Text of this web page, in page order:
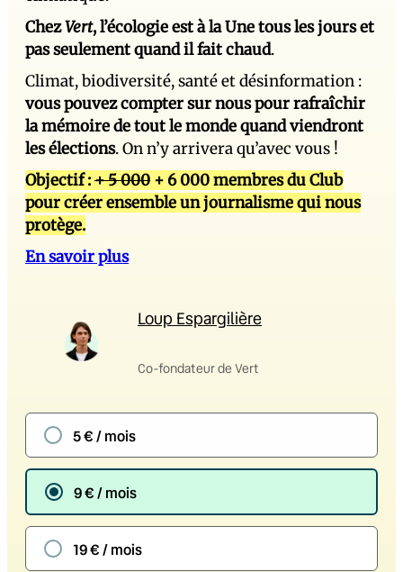
ChezVert, l’écologie est à la Une tous les jours et
pas seulement quand il fait chaud.
Climat, biodiversité, santé et désinformation :
vous pouvez compter sur nous pour rafraîchir
la mémoire de tout le monde quand viendront
les élections. On n’y arrivera qu’avec vous !
Objectif :+ 5 000 + 6 000 membres du Club
pour créer ensemble un journalisme qui nous
protège.
En savoir plus
Loup Espargilière
Co-fondateur de Vert
5 € / mois
9 € / mois
19 € / mois